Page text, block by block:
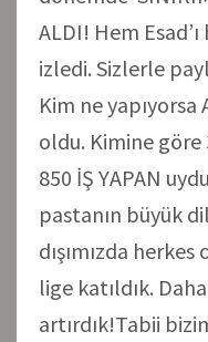
ALDI! Hem
izledi. Sizlerle
Kim ne yapıyorsa
oldu. Kimine göre
850 İŞ YAPAN
pastanın büyük
dışımızda herkes
lige katıldık.
artırdık!Tabii